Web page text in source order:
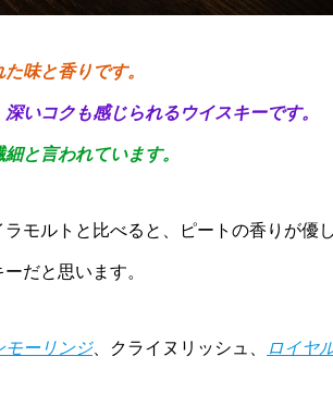
味と香りです。
いコクも感じられるウイスキーです。
と言われています。
モルトと比べると、ピートの香りが優
だと思います。
モーリンジ、クライヌリッシュ、 ロイヤ